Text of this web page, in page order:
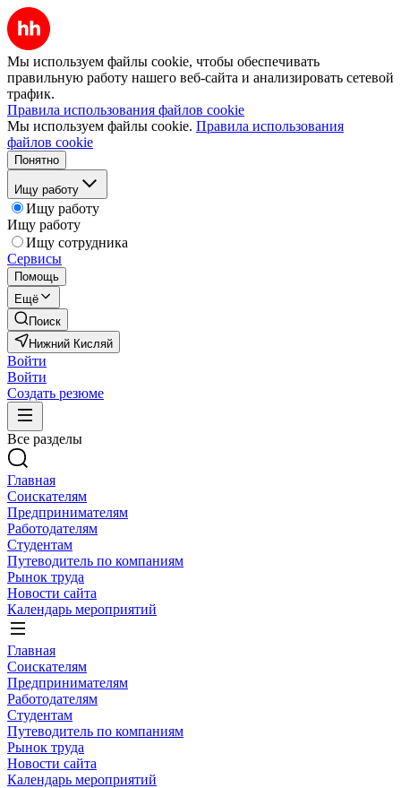
Мы используем файлы cookie, чтобы обеспечивать
правильную работу нашего веб-сайта и анализировать сетевой
трафик.
Правила использования файлов cookie
Мы используем файлы cookie. Правила использования
файлов cookie
Понятно
Ищу работу
Ищу работу
Ищу работу
Ищу сотрудника
Сервисы
Помощь
Ещё
Поиск
Нижний Кисляй
Войти
Войти
Создать резюме
Все разделы
Главная
Соискателям
Предпринимателям
Работодателям
Студентам
Путеводитель по компаниям
Рынок труда
Новости сайта
Календарь мероприятий
Главная
Соискателям
Предпринимателям
Работодателям
Студентам
Путеводитель по компаниям
Рынок труда
Новости сайта
Календарь мероприятий